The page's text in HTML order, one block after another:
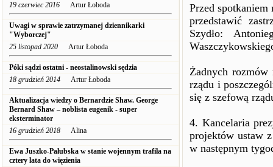
19 czerwiec 2016 Artur Łoboda
Uwagi w sprawie zatrzymanej dziennikarki
"Wyborczej"
25 listopad 2020 Artur Łoboda
Póki sądzi ostatni - neostalinowski sędzia
18 grudzień 2014 Artur Łoboda
Aktualizacja wiedzy o Bernardzie Shaw. George
Bernard Shaw – noblista eugenik - super
eksterminator
16 grudzień 2018 Alina
Ewa Juszko-Pałubska w stanie wojennym trafiła na
cztery lata do więzienia
Przed spotkaniem
przedstawić
Szydło:
Żadnych rozmów
rządu i
się z szefową
4. Kancelaria
projektów ustaw
w następnym